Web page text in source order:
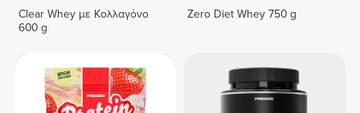
Clear Whey με Κολλαγόνο
600 g
Zero Diet Whey 750 g